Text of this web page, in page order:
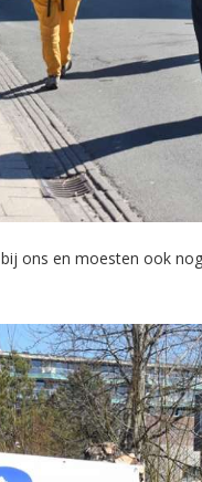
ons en moesten ook